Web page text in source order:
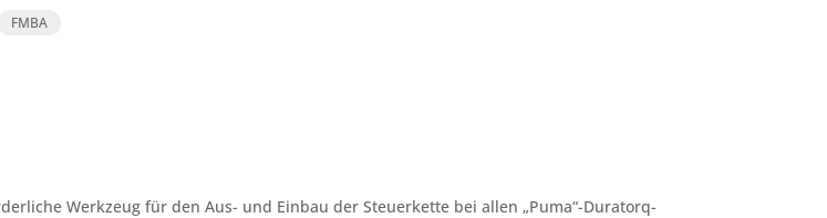
FMBA
Werkzeug für den Aus- und Einbau der Steuerkette bei allen „Puma“-Duratorq-